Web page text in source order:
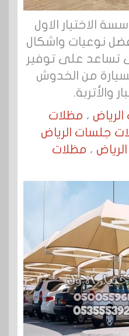
الاختيار الاول
نوعيات واشكال
تساعد على توفير
من الخدوش
والأتربة.
، مظلات
جلسات الرياض
، مظلات